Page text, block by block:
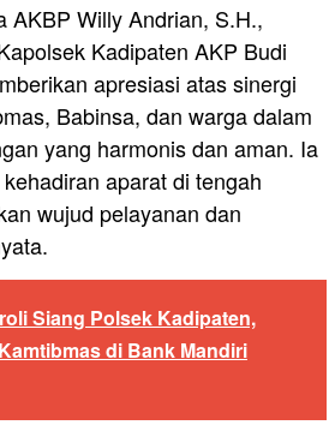
AKBP Willy Andrian, S.H.,
Kadipaten AKP Budi
apresiasi atas sinergi
Babinsa, dan warga dalam
yang harmonis dan aman. Ia
aparat di tengah
wujud pelayanan dan
Siang Polsek Kadipaten,
di Bank Mandiri